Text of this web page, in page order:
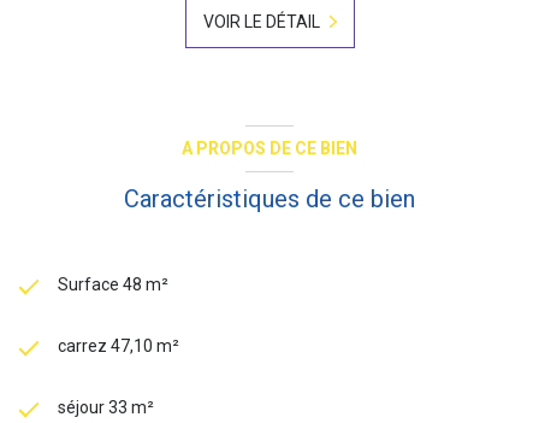
VOIR LE DÉTAIL
A PROPOS DE CE BIEN
Caractéristiques de ce bien
Surface 48 m²
carrez 47,10 m²
séjour 33 m²